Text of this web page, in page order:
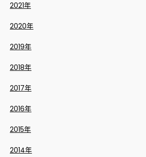
2021年
2020年
2019年
2018年
2017年
2016年
2015年
2014年